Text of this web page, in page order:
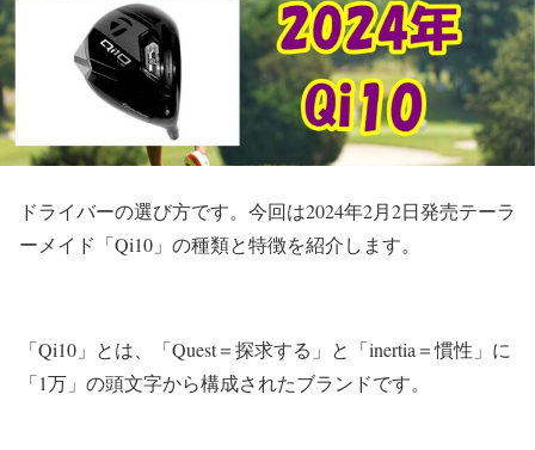
ドライバーの選び方です。今回は2024年2月2日発売テーラ
ーメイド「Qi10」の種類と特徴を紹介します。
「Qi10」とは、「Quest＝探求する」と「inertia＝慣性」に
「1万」の頭文字から構成されたブランドです。